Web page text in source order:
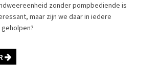
zonder pompbediende is
maar zijn we daar in iedere